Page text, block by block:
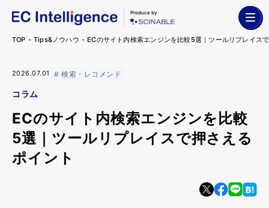
Produce by
TOP Tips&ノウハウ ECのサイト内検索エンジンを比較5選｜ツールリプレイス
2026.07.01 検索・レコメンド
コラム
ECのサイト内検索エンジンを比較
5選｜ツールリプレイスで押さえる
ポイント